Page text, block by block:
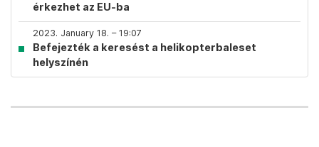
érkezhet az EU-ba
2023. January 18. – 19:07
Befejezték a keresést a helikopterbaleset
helyszínén